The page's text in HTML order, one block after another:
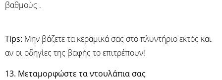
βαθμούς .
Τips: Μην βάζετε τα κεραμικά σας στο πλυντήριο εκτός και
αν οι οδηγίες της βαφής το επιτρέπουν!
13. Μεταμορφώστε τα ντουλάπια σας